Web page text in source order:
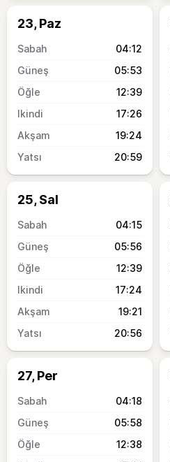
23, Paz
04:12
05:53
12:39
17:26
19:24
20:59
25, Sal
04:15
05:56
12:39
17:24
19:21
20:56
27, Per
04:18
05:58
12:38